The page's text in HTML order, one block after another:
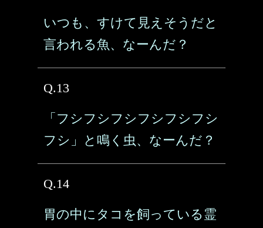
いつも、すけて見えそうだと
言われる魚、なーんだ？
Q.13
「フシフシフシフシフシフシ
フシ」と鳴く虫、なーんだ？
Q.14
胃の中にタコを飼っている霊